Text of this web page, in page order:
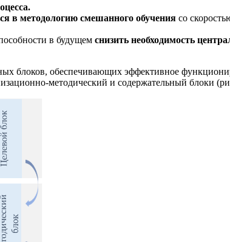
в методологию смешанного обучения со
в будущем снизить необходимость
блоков, обеспечивающих эффективное
методический и содержательный блоки